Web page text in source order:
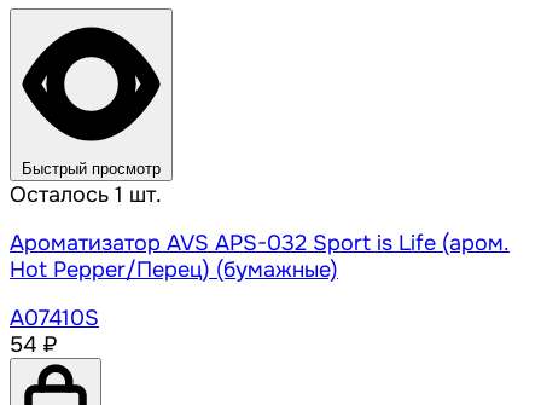
Быстрый просмотр
Осталось 1 шт.
Ароматизатор AVS APS-032 Sport is Life (аром.
Hot Pepper/Перец) (бумажные)
A07410S
54 ₽